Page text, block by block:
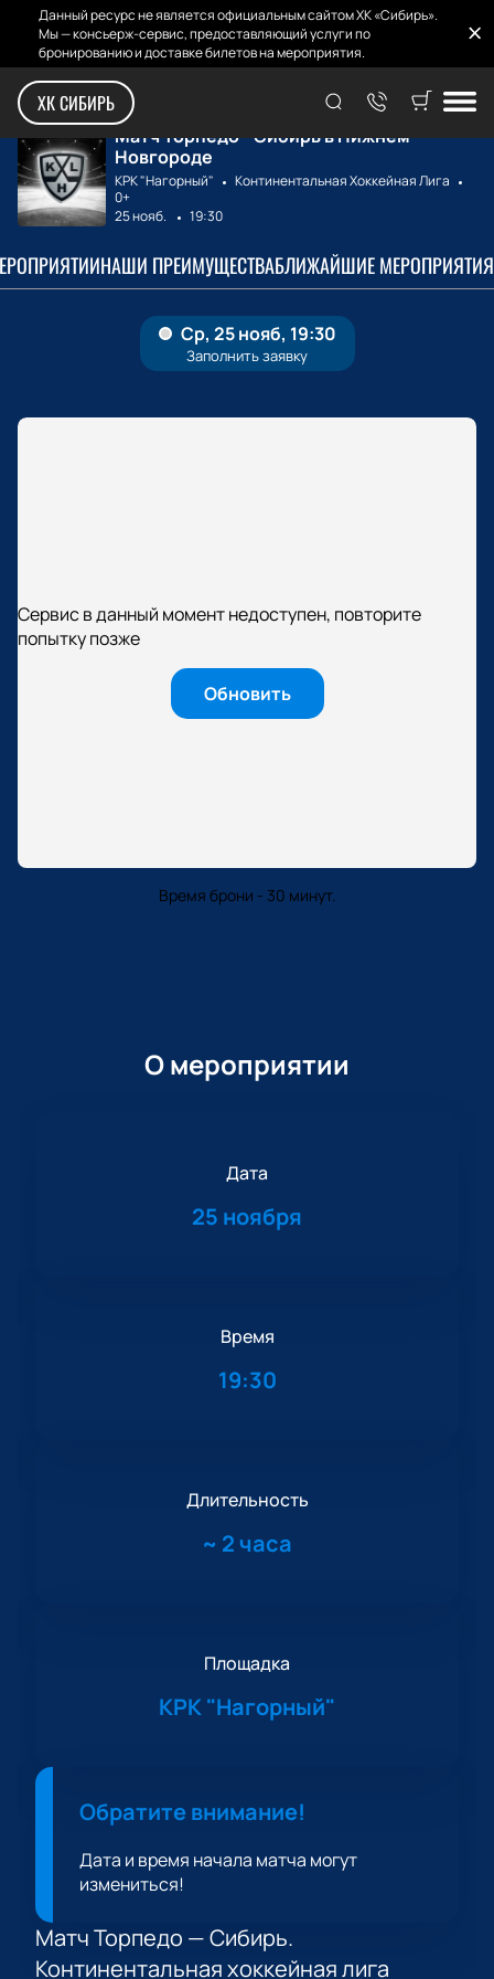
Данный ресурс не является официальным сайтом ХК «Сибирь».
Мы — консьерж-сервис, предоставляющий услуги по
бронированию и доставке билетов на мероприятия.
ХК СИБИРЬ
Главная Билеты на матчи Торпедо - Сибирь
Матч Торпедо - Сибирь в Нижнем
Новгороде
КРК "Нагорный"
Континентальная Хоккейная Лига
0+
25 нояб.
19:30
НАШИ ПРЕИМУЩЕСТВАБЛИЖАЙШИЕ МЕРОПРИЯТИЯ
Сервис в данный момент недоступен, повторите
попытку позже
Обновить
Время брони - 30 минут.
О мероприятии
Дата
25 ноября
Время
19:30
Длительность
~ 2 часа
Площадка
КРК "Нагорный"
Обратите внимание!
Дата и время начала матча могут
измениться!
Матч Торпедо — Сибирь.
Континентальная хоккейная лига